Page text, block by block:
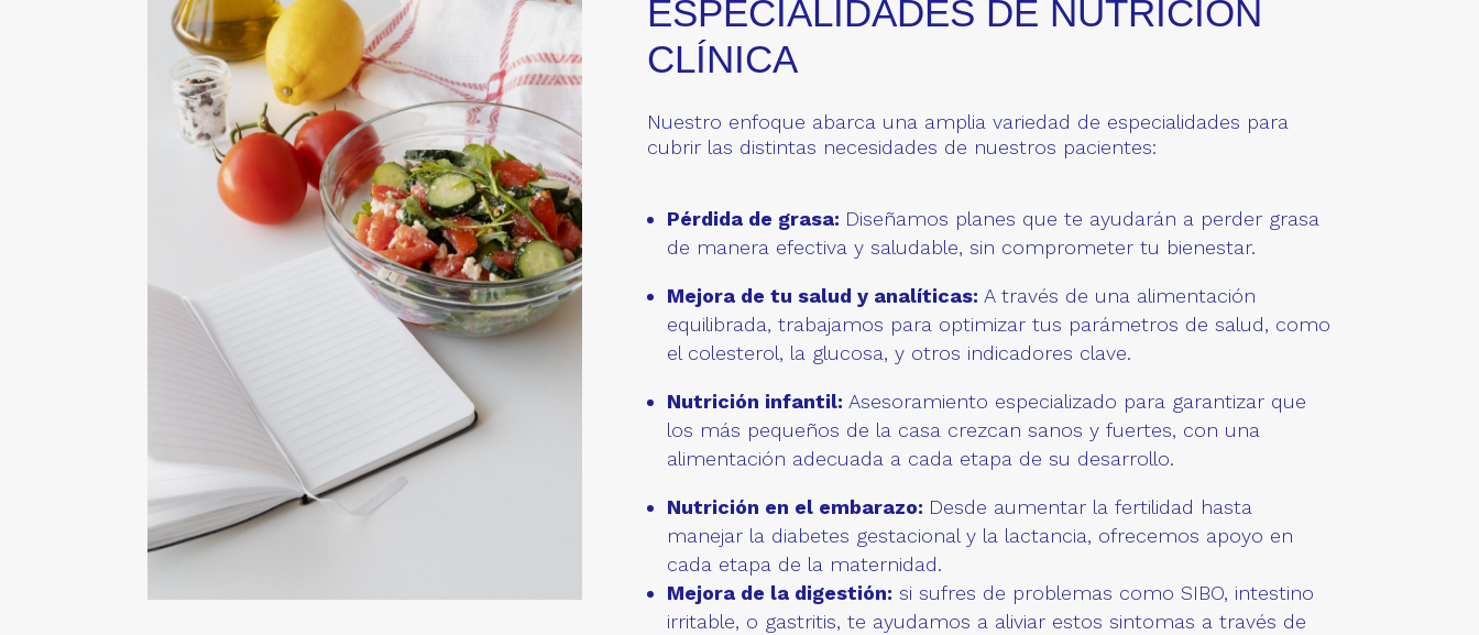
ESPECIALIDADES DE NUTRICIÓN
CLÍNICA
Nuestro enfoque abarca una amplia variedad de especialidades para
cubrir las distintas necesidades de nuestros pacientes:
Pérdida de grasa: Diseñamos planes que te ayudarán a perder grasa
de manera efectiva y saludable, sin comprometer tu bienestar.
Mejora de tu salud y analíticas:A través de una alimentación
equilibrada, trabajamos para optimizar tus parámetros de salud, como
el colesterol, la glucosa, y otros indicadores clave.
Nutrición infantil:Asesoramiento especializado para garantizar que
los más pequeños de la casa crezcan sanos y fuertes, con una
alimentación adecuada a cada etapa de su desarrollo.
Nutrición en el embarazo: Desde aumentar la fertilidad hasta
manejar la diabetes gestacional y la lactancia, ofrecemos apoyo en
cada etapa de la maternidad.
Mejora de la digestión: si sufres de problemas como SIBO, intestino
irritable, o gastritis, te ayudamos a aliviar estos sintomas a través de